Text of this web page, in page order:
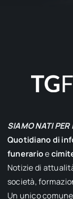
SIAMO NATI PER
Quotidiano di
funerarioe
Notizie di
società,
Un unico